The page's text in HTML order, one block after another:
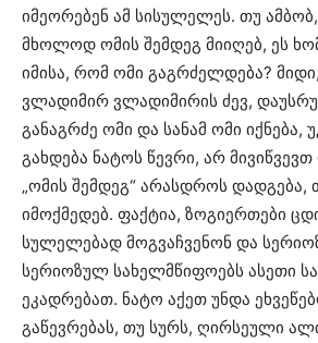
იმეორებენ ამ სისულელეს. თუ
მხოლოდ ომის შემდეგ მიიღებ, ეს
იმისა, რომ ომი გაგრძელდება?
ვლადიმირ ვლადიმირის ძევ,
განაგრძე ომი და სანამ ომი იქნება,
გახდება ნატოს წევრი, არ
„ომის შემდეგ“ არასდროს დადგება,
იმოქმედებ. ფაქტია, ზოგიერთები
სულელებად მოგვაჩვენონ და
სერიოზულ სახელმწიფოებს ასეთი
ეკადრებათ. ნატო აქეთ უნდა
გაწევრებას, თუ სურს, ღირსეული